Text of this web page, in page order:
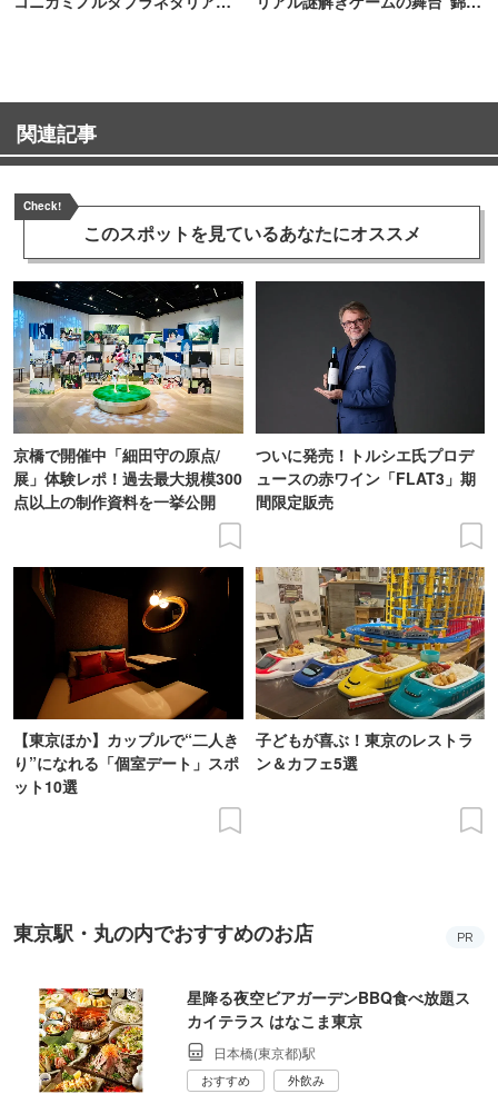
関連記事
Check!
このスポットを見ているあなたにオススメ
京橋で開催中「細田守の原点/
展」体験レポ！過去最大規模300
点以上の制作資料を一挙公開
ついに発売！トルシエ氏プロデ
ュースの赤ワイン「FLAT3」期
間限定販売
【東京ほか】カップルで“二人き
り”になれる「個室デート」スポ
ット10選
子どもが喜ぶ！東京のレストラ
ン＆カフェ5選
東京駅・丸の内でおすすめのお店 PR
星降る夜空ビアガーデンBBQ食べ放題ス
カイテラス はなこま東京
日本橋(東京都)駅
おすすめ 外飲み